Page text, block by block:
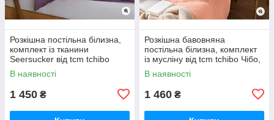
Розкішна постільна білизна,
комплект із тканини
Seersucker від tcm tchibo
Чібо, Німеччина
В наявності
1 450 ₴
Розкішна бавовняна
постільна білизна, комплект
із мусліну від tcm tchibo Чібо,
Німеччина
В наявності
1 460 ₴